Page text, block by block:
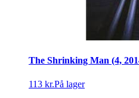
The Shrinking Man (4,
113 kr.På lager